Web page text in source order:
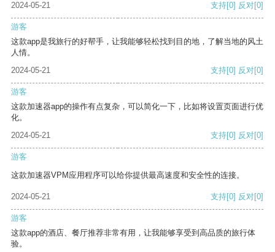
2024-05-21
支持[0] 反对[0]
游客
这款app是我旅行的好帮手，让我能够轻松找到目的地，了解当地的风土
人情。
2024-05-21
支持[0] 反对[0]
游客
这款加速器app的操作有点复杂，可以简化一下，比如将设置页面进行优
化。
2024-05-21
支持[0] 反对[0]
游客
这款加速器VPM应用程序可以给你提供最高速度和安全性的连接。
2024-05-21 支持[0] 反对[0]
游客
这款app的酒店、餐厅推荐非常有用，让我能够享受到高品质的旅行体
验。